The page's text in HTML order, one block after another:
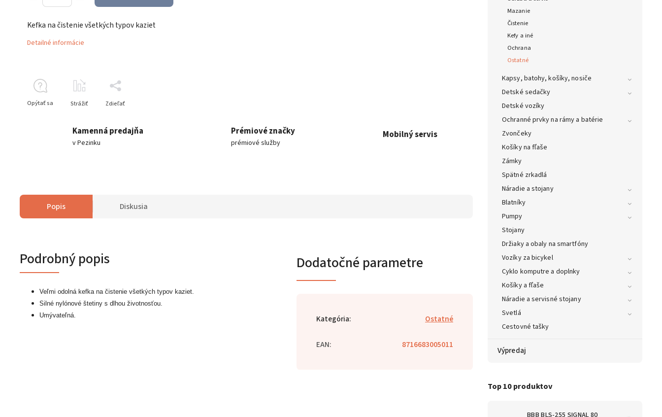
Mazanie
Čistenie
Kefy a iné
Ochrana
Ostatné
Kapsy, batohy, košíky, nosiče
Detské sedačky
Detské vozíky
Ochranné prvky na rámy a batérie
Zvončeky
Košíky na fľaše
Zámky
Spätné zrkadlá
Náradie a stojany
Blatníky
Pumpy
Stojany
Držiaky a obaly na smartfóny
Vozíky za bicykel
Cyklo komputre a doplnky
Košíky a fľaše
Náradie a servisné stojany
Svetlá
Cestovné tašky
Výpredaj
Top 10 produktov
BBB BLS-255 SIGNAL 80
Kefka na čistenie všetkých typov kaziet
Detailné informácie
Opýtať sa Strážiť Zdieľať
Kamenná predajňa
v Pezinku
Prémiové značky
prémiové služby
Mobilný servis
Popis Diskusia
Podrobný popis
Veľmi odolná kefka na čistenie všetkých typov kaziet.
Silné nylónové štetiny s dlhou životnosťou.
Umývateľná.
Dodatočné parametre
Kategória: Ostatné
EAN: 8716683005011